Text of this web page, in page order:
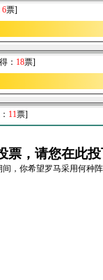
6票]
： 18票]
11票]
票，请您在此
间，你希望罗马采用何种